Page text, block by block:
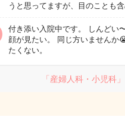
うと思ってますが、目のことも
付き添い入院中です。 しんどい
顔が見たい。 同じ方いませんか
たくない。
「産婦人科・小児科